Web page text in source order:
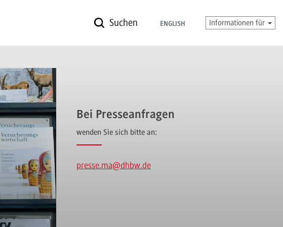
Suchen ENGLISH Informationen für
Bei Presseanfragen
wenden Sie sich bitte an:
presse.ma@dhbw.de